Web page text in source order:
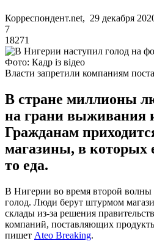
Корреспондент.net, 29 декабря
7
18271
Фото: Кадр із відео
Власти запретили компаниям
В стране миллионы
на грани выживания
Гражданам
магазины, в которых
то еда.
В Нигерии во время второй волны
голод. Люди берут штурмом
склады из-за решения
компаний, поставляющих
пишет Ateo Breaking.